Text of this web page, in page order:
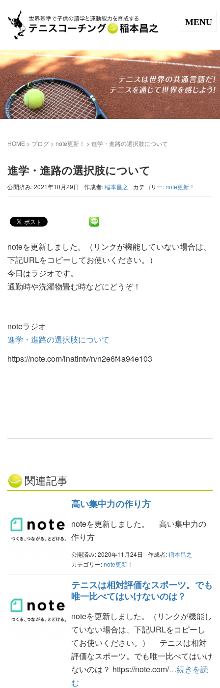
MENU
HOME > ブログ > note更新！ > 進学・進路の選択肢について
進学・進路の選択肢について
公開済み: 2021年10月29日 作成者:稲本昌之 カテゴリー:note更新！
noteを更新しました。（リンクが機能していない場合は、
下記URLをコピーしてお使いください。）
今日はラジオです。
通勤時や洗濯物畳む時などにどうぞ！
noteラジオ
進学・進路の選択肢について
https://note.com/inatintv/n/n2e6f4a94e103
関連記事
高い集中力の作り方
noteを更新しました。 高い集中力の
作り方
公開済み: 2020年11月24日 作成者:稲本昌之
カテゴリー:note更新！
テニスは相対評価なスポーツ。でも
唯一比べてはいけないのは？
noteを更新しました。（リンクが機能し
ていない場合は、下記URLをコピーし
てお使いください。） テニスは相対
評価なスポーツ。でも唯一比べてはいけ
ないのは？ https://note.com/…続きを読
む